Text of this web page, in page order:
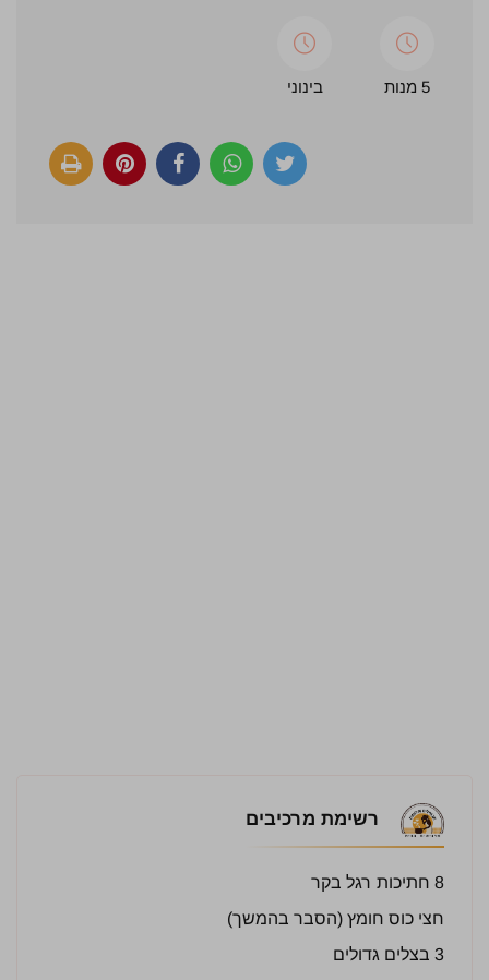
5 מנות בינוני
רשימת מרכיבים
8 חתיכות רגל בקר
חצי כוס חומץ (הסבר בהמשך)
3 בצלים גדולים